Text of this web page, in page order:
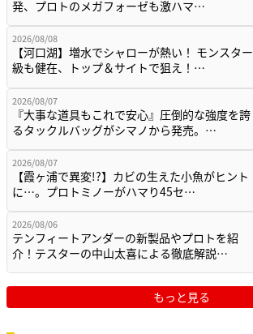
発、プロトのメガフォーゼも激ハマ…
2026/08/08
【河口湖】増水でシャローが熱い！ モンスター
級も健在、トップ＆サイトで狙え！…
2026/08/07
『大事な道具もこれで安心』圧倒的な強度を誇
るタックルバッグがシマノから発売。…
2026/08/07
【霞ヶ浦で異変!?】カビの生えた小魚がヒント
に…。プロトミノーがハマり45セ…
2026/08/06
テンフィートアンダーの新製品やプロトを紹
介！テスターの中山太喜による徹底解説…
もっと見る